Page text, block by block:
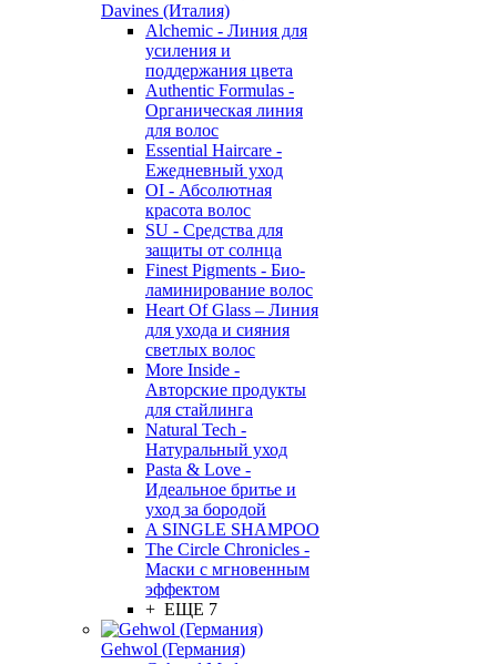
Davines (Италия)
Alchemic - Линия для
усиления и
поддержания цвета
Authentic Formulas -
Органическая линия
для волос
Essential Haircare -
Eжедневный уход
OI - Абсолютная
красота волос
SU - Средства для
защиты от солнца
Finest Pigments - Био-
ламинирование волос
Heart Of Glass – Линия
для ухода и сияния
светлых волос
More Inside -
Авторские продукты
для стайлинга
Natural Tech -
Натуральный уход
Pasta & Love -
Идеальное бритье и
уход за бородой
A SINGLE SHAMPOO
The Circle Chronicles -
Маски с мгновенным
эффектом
+ ЕЩЕ 7
Gehwol (Германия)